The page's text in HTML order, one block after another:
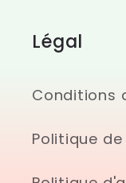
Légal
Conditions
Politique